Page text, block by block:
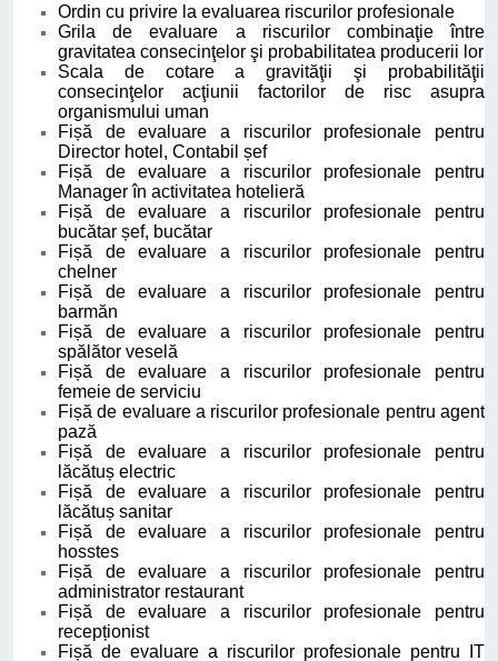
Ordin cu privire la evaluarea riscurilor profesionale
Grila de evaluare a riscurilor combinaţie între
gravitatea consecinţelor şi probabilitatea producerii lor
Scala de cotare a gravităţii şi probabilităţii
consecinţelor acţiunii factorilor de risc asupra
organismului uman
Fișă de evaluare a riscurilor profesionale pentru
Director hotel, Contabil șef
Fișă de evaluare a riscurilor profesionale pentru
Manager în activitatea hotelieră
Fișă de evaluare a riscurilor profesionale pentru
bucătar șef, bucătar
Fișă de evaluare a riscurilor profesionale pentru
chelner
Fișă de evaluare a riscurilor profesionale pentru
barmăn
Fișă de evaluare a riscurilor profesionale pentru
spălător veselă
Fișă de evaluare a riscurilor profesionale pentru
femeie de serviciu
Fișă de evaluare a riscurilor profesionale pentru agent
pază
Fișă de evaluare a riscurilor profesionale pentru
lăcătuș electric
Fișă de evaluare a riscurilor profesionale pentru
lăcătuș sanitar
Fișă de evaluare a riscurilor profesionale pentru
hosstes
Fișă de evaluare a riscurilor profesionale pentru
administrator restaurant
Fișă de evaluare a riscurilor profesionale pentru
recepționist
Fișă de evaluare a riscurilor profesionale pentru IT